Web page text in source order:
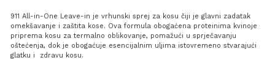
911 All-in-One Leave-in je vrhunski sprej za kosu čiji je glavni zadatak
omekšavanje i zaštita kose. Ova formula obogaćena proteinima kvinoje
priprema kosu za termalno oblikovanje, pomažući u sprječavanju
oštećenja, dok je obogaćuje esencijalnim uljima istovremeno stvarajući
glatku i zdravu kosu.